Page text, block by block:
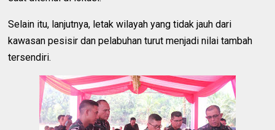
Selain itu, lanjutnya, letak wilayah yang tidak jauh dari
kawasan pesisir dan pelabuhan turut menjadi nilai tambah
tersendiri.